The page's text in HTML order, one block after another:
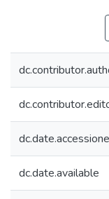
dc.date.available